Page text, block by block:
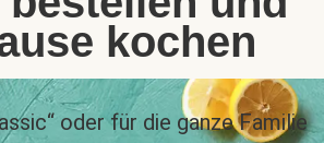
kochen
oder für die ganze Familie